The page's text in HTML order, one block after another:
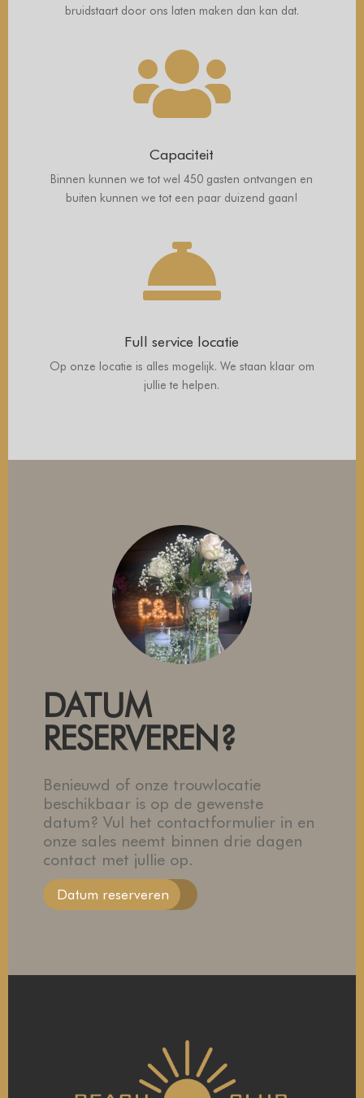
bruidstaart door ons laten maken dan kan dat.

Capaciteit
Binnen kunnen we tot wel 450 gasten ontvangen en
buiten kunnen we tot een paar duizend gaan!

Full service locatie
Op onze locatie is alles mogelijk. We staan klaar om
jullie te helpen.
DATUM
RESERVEREN?
Benieuwd of onze trouwlocatie
beschikbaar is op de gewenste
datum? Vul het contactformulier in en
onze sales neemt binnen drie dagen
contact met jullie op.
Datum reserveren